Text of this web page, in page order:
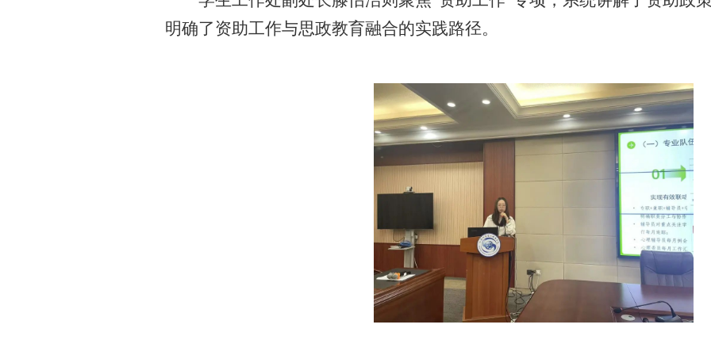
明确了资助工作与思政教育融合的实践路径。